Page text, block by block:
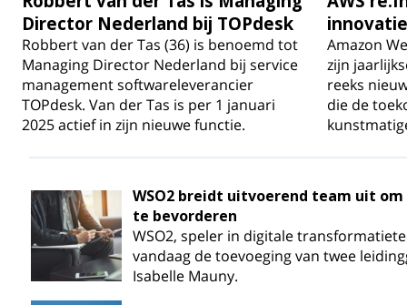
Director Nederland bij TOPdesk
Robbert van der Tas (36) is benoemd tot
Managing Director Nederland bij service
management softwareleverancier
TOPdesk. Van der Tas is per 1 januari
2025 actief in zijn nieuwe functie.
Amazon
zijn
reeks
die de
WSO2 breidt uitvoerend team uit
te bevorderen
WSO2, speler in digitale
vandaag de toevoeging van twee
Isabelle Mauny.